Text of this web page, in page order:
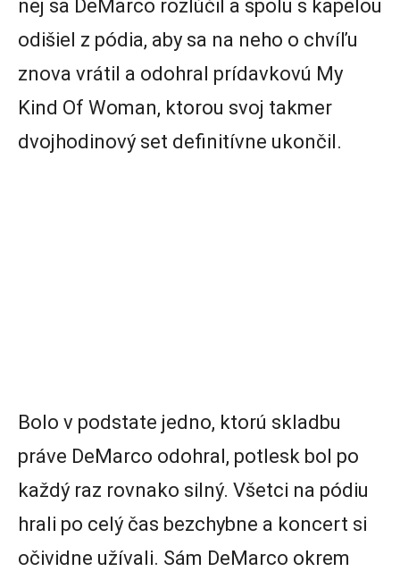
nej sa DeMarco rozlúčil a spolu s kapelou
odišiel z pódia, aby sa na neho o chvíľu
znova vrátil a odohral prídavkovú My
Kind Of Woman, ktorou svoj takmer
dvojhodinový set definitívne ukončil.
Bolo v podstate jedno, ktorú skladbu
práve DeMarco odohral, potlesk bol po
každý raz rovnako silný. Všetci na pódiu
hrali po celý čas bezchybne a koncert si
očividne užívali. Sám DeMarco okrem